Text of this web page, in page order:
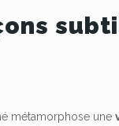
métamorphose une